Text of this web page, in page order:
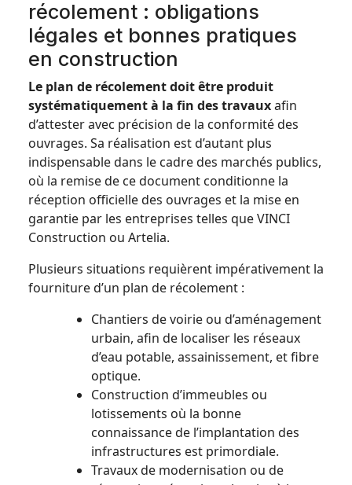
récolement : obligations
légales et bonnes pratiques
en construction
Le plan de récolement doit être produit
systématiquement à la fin des travauxafin
d’attester avec précision de la conformité des
ouvrages. Sa réalisation est d’autant plus
indispensable dans le cadre des marchés publics,
où la remise de ce document conditionne la
réception officielle des ouvrages et la mise en
garantie par les entreprises telles que VINCI
Construction ou Artelia.
Plusieurs situations requièrent impérativement la
fourniture d’un plan de récolement :
Chantiers de voirie ou d’aménagement
urbain, afin de localiser les réseaux
d’eau potable, assainissement, et fibre
optique.
Construction d’immeubles ou
lotissements où la bonne
connaissance de l’implantation des
infrastructures est primordiale.
Travaux de modernisation ou de